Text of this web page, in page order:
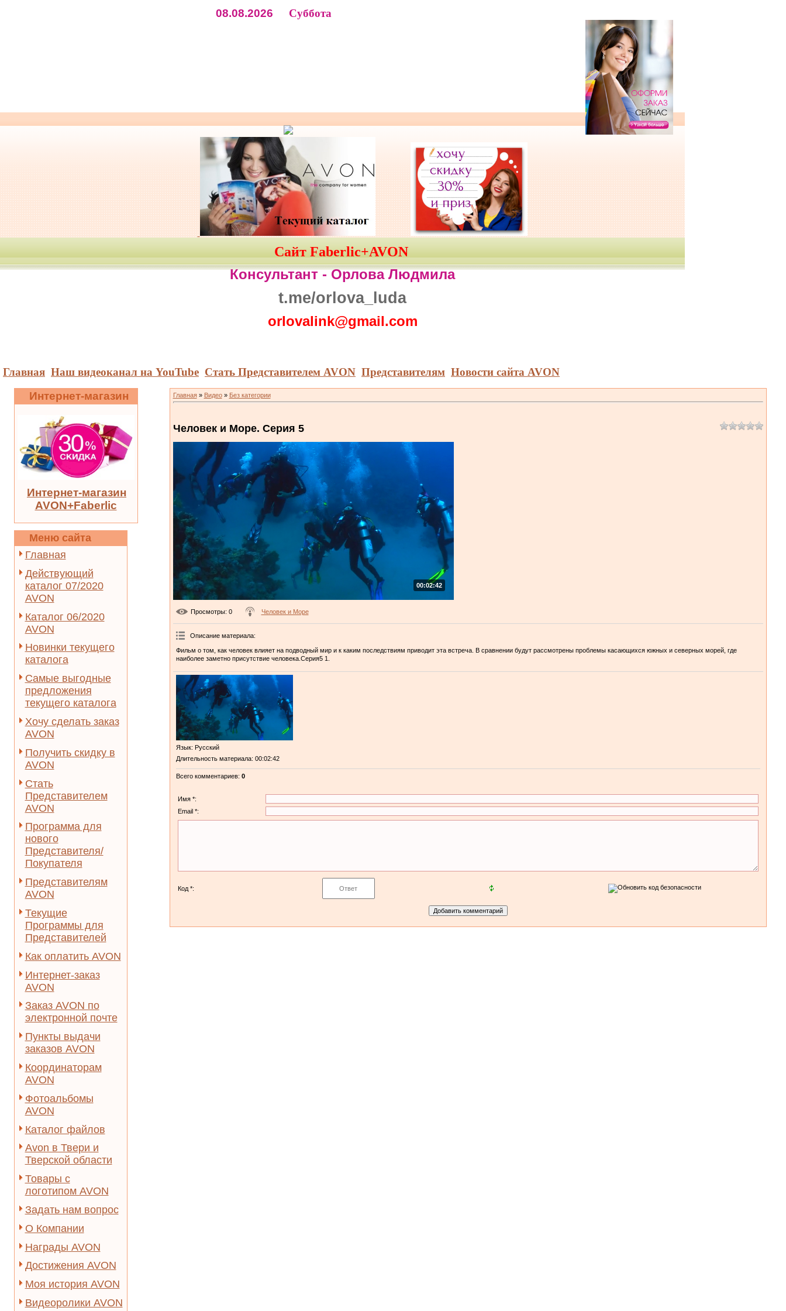
08.08.2026 Суббота
Сайт Faberlic+AVON
Консультант -Орлова Людмила
t.me/orlova_luda
orlovalink@gmail.com
Главная Наш видеоканал на YouTube Стать Представителем AVON Представителям Новости сайта AVON
Интернет-магазин
Интернет-магазин
AVON+Faberlic
Меню сайта
Главная
Действующий
каталог 07/2020
AVON
Каталог 06/2020
AVON
Новинки текущего
каталога
Самые выгодные
предложения
текущего каталога
Хочу сделать заказ
AVON
Получить скидку в
AVON
Стать
Представителем
AVON
Программа для
нового
Представителя/
Покупателя
Представителям
AVON
Текущие
Программы для
Представителей
Как оплатить AVON
Интернет-заказ
AVON
Заказ AVON по
электронной почте
Пункты выдачи
заказов AVON
Координаторам
AVON
Фотоальбомы
AVON
Каталог файлов
Avon в Твери и
Тверской области
Товары с
логотипом AVON
Задать нам вопрос
О Компании
Награды AVON
Достижения AVON
Моя история AVON
Видеоролики AVON
Главная» Видео» Без категории
Человек и Море. Серия 5
00:02:42
Просмотры: 0 Человек и Море
Описание материала:
Фильм о том, как человек влияет на подводный мир и к каким последствиям приводит эта встреча. В сравнении будут рассмотрены проблемы касающихся южных и северных морей, где
наиболее заметно присутствие человека.Серия5 1.
Язык: Русский
Длительность материала: 00:02:42
Всего комментариев: 0
Имя *:
Email *:
Код *: